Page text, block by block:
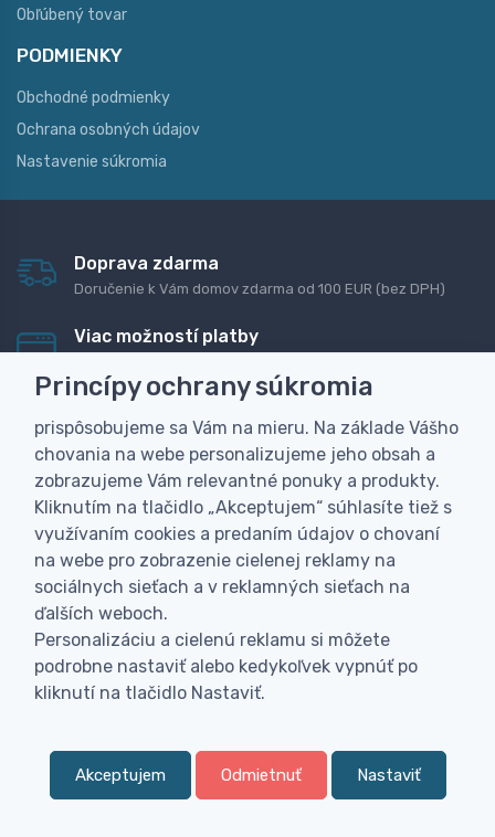
Obľúbený tovar
PODMIENKY
Obchodné podmienky
Ochrana osobných údajov
Nastavenie súkromia
Doprava zdarma
Doručenie k Vám domov zdarma od 100 EUR (bez DPH)
Viac možností platby
dobierku
Personalizácia
Vyrobíme Vám vlastný originálny darček
Skúsenosť
Široký sortiment, z ktorého Vám pomôžeme vybrať
0
Princípy ochrany súkromia
prispôsobujeme sa Vám na mieru. Na základe Vášho
chovania na webe personalizujeme jeho obsah a
zobrazujeme Vám relevantné ponuky a produkty.
Kliknutím na tlačidlo „Akceptujem“ súhlasíte tiež s
využívaním cookies a predaním údajov o chovaní
na webe pro zobrazenie cielenej reklamy na
sociálnych sieťach a v reklamných sieťach na
ďalších weboch.
Personalizáciu a cielenú reklamu si môžete
podrobne nastaviť alebo kedykoľvek vypnúť po
kliknutí na tlačidlo Nastaviť.
Akceptujem Odmietnuť Nastaviť